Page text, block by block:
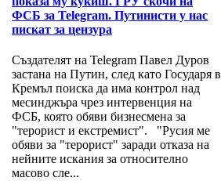
ФСБ за Telegram. Путинисти у нас
пискат за цензура
Създателят на Telegram Павел Дуров
застана на Путин, след като Государя в
Кремъл поиска да има контрол над
месинджъра чрез интервенция на
ФСБ, която обяви бизнесмена за
"терорист и екстремист". "Русия ме
обяви за "терорист" заради отказа на
нейните искания за относително
масово сле...